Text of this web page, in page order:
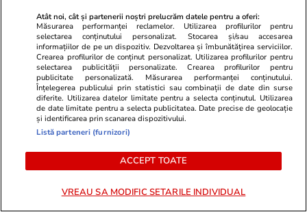
Produsul banal care devine
conține E. coli și salmonella
deschide
Atât noi, cât și partenerii noștri prelucrăm datele pentru a oferi:
Măsurarea performanței reclamelor. Utilizarea profilurilor pentru
selectarea conținutului personalizat. Stocarea și/sau accesarea
informațiilor de pe un dispozitiv. Dezvoltarea și îmbunătățirea serviciilor.
Crearea profilurilor de conținut personalizat. Utilizarea profilurilor pentru
selectarea publicității personalizate. Crearea profilurilor pentru
publicitate personalizată. Măsurarea performanței conținutului.
Înțelegerea publicului prin statistici sau combinații de date din surse
diferite. Utilizarea datelor limitate pentru a selecta conținutul. Utilizarea
de date limitate pentru a selecta publicitatea. Date precise de geolocație
și identificarea prin scanarea dispozitivului.
Listă parteneri (furnizori)
ACCEPT TOATE
VREAU SA MODIFIC SETARILE INDIVIDUAL